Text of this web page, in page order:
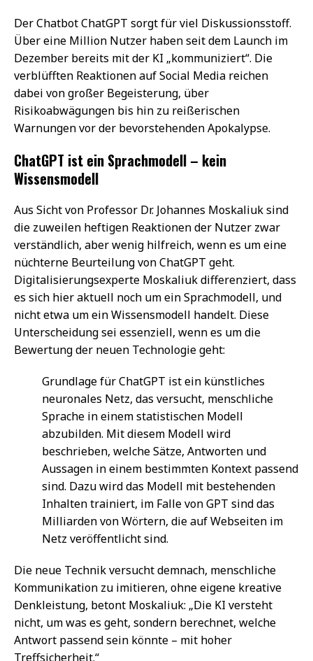
Der Chatbot ChatGPT sorgt für viel Diskussionsstoff.
Über eine Million Nutzer haben seit dem Launch im
Dezember bereits mit der KI „kommuniziert“. Die
verblüfften Reaktionen auf Social Media reichen
dabei von großer Begeisterung, über
Risikoabwägungen bis hin zu reißerischen
Warnungen vor der bevorstehenden Apokalypse.
ChatGPT ist ein Sprachmodell – kein
Wissensmodell
Aus Sicht von Professor Dr. Johannes Moskaliuk sind
die zuweilen heftigen Reaktionen der Nutzer zwar
verständlich, aber wenig hilfreich, wenn es um eine
nüchterne Beurteilung von ChatGPT geht.
Digitalisierungsexperte Moskaliuk differenziert, dass
es sich hier aktuell noch um ein Sprachmodell, und
nicht etwa um ein Wissensmodell handelt. Diese
Unterscheidung sei essenziell, wenn es um die
Bewertung der neuen Technologie geht:
Grundlage für ChatGPT ist ein künstliches
neuronales Netz, das versucht, menschliche
Sprache in einem statistischen Modell
abzubilden. Mit diesem Modell wird
beschrieben, welche Sätze, Antworten und
Aussagen in einem bestimmten Kontext passend
sind. Dazu wird das Modell mit bestehenden
Inhalten trainiert, im Falle von GPT sind das
Milliarden von Wörtern, die auf Webseiten im
Netz veröffentlicht sind.
Die neue Technik versucht demnach, menschliche
Kommunikation zu imitieren, ohne eigene kreative
Denkleistung, betont Moskaliuk: „Die KI versteht
nicht, um was es geht, sondern berechnet, welche
Antwort passend sein könnte – mit hoher
Treffsicherheit.“